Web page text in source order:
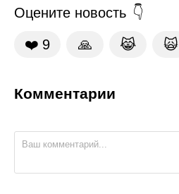
Оцените новость
❤️ 9 🙏 😹 🙀
Комментарии